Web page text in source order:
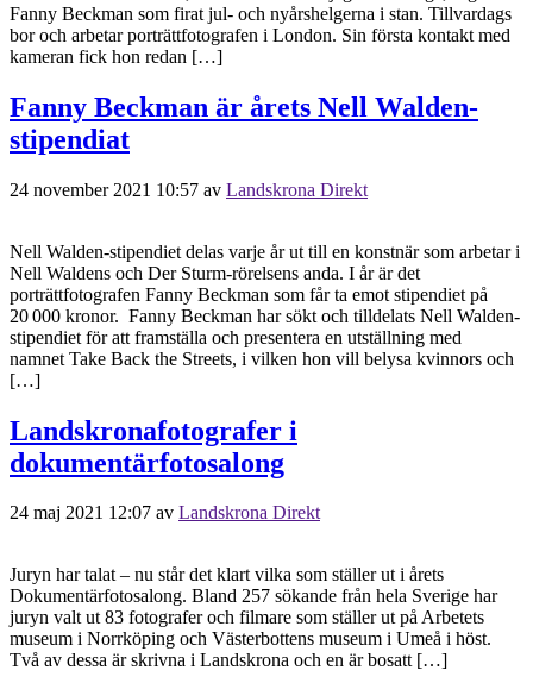
Fanny Beckman som firat jul- och nyårshelgerna i stan. Tillvardags
bor och arbetar porträttfotografen i London. Sin första kontakt med
kameran fick hon redan […]
Fanny Beckman är årets Nell Walden-
stipendiat
24 november 2021 10:57 av Landskrona Direkt
Nell Walden-stipendiet delas varje år ut till en konstnär som arbetar i
Nell Waldens och Der Sturm-rörelsens anda. I år är det
porträttfotografen Fanny Beckman som får ta emot stipendiet på
20 000 kronor. Fanny Beckman har sökt och tilldelats Nell Walden-
stipendiet för att framställa och presentera en utställning med
namnet Take Back the Streets, i vilken hon vill belysa kvinnors och
[…]
Landskronafotografer i
dokumentärfotosalong
24 maj 2021 12:07 av Landskrona Direkt
Juryn har talat – nu står det klart vilka som ställer ut i årets
Dokumentärfotosalong. Bland 257 sökande från hela Sverige har
juryn valt ut 83 fotografer och filmare som ställer ut på Arbetets
museum i Norrköping och Västerbottens museum i Umeå i höst.
Två av dessa är skrivna i Landskrona och en är bosatt […]